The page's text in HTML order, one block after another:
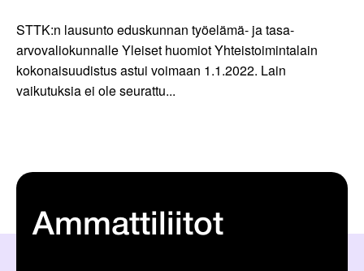
STTK:n lausunto eduskunnan työelämä- ja tasa-
arvovaliokunnalle Yleiset huomiot Yhteistoimintalain
kokonaisuudistus astui voimaan 1.1.2022. Lain
vaikutuksia ei ole seurattu...
Ammattiliitot